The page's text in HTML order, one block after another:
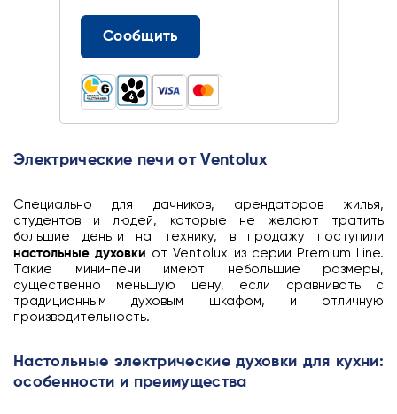
Сообщить
Электрические печи от Ventolux
Специально для дачников, арендаторов жилья,
студентов и людей, которые не желают тратить
большие деньги на технику, в продажу поступили
настольные духовки от Ventolux из серии Premium Line.
Такие мини-печи имеют небольшие размеры,
существенно меньшую цену, если сравнивать с
традиционным духовым шкафом, и отличную
производительность.
Настольные электрические духовки для кухни:
особенности и преимущества